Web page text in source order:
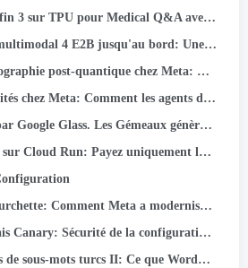
TPU pour Medical Q&A avec Keras et JAX
bord: Une plongée approfondie dans LiteRT-LM et Qualcomm QNN
chez Meta: Cadre, Leçons, et plats à emporter
les agents d'IA unifiés optimisent les performances à hyperscale
Glass. Les Gémeaux génèrent la réalité
Payez uniquement lorsque vous l'utilisez réellement
Meta a modernisé WebRTC 50+ Cas d'utilisation
Sécurité de la configuration à grande échelle
turcs II: Ce que Wordpiece apprend de la morphologie turque